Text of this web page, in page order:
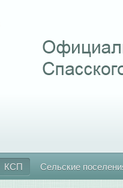
КСП Сельские